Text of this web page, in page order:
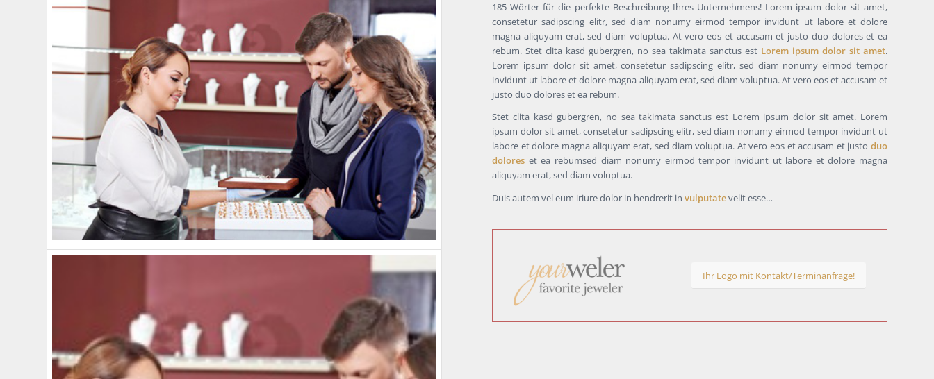
185 Wörter für die perfekte Beschreibung Ihres Unternehmens! Lorem ipsum dolor sit amet,
consetetur sadipscing elitr, sed diam nonumy eirmod tempor invidunt ut labore et dolore
magna aliquyam erat, sed diam voluptua. At vero eos et accusam et justo duo dolores et ea
rebum. Stet clita kasd gubergren, no sea takimata sanctus est Lorem ipsum dolor sit amet.
Lorem ipsum dolor sit amet, consetetur sadipscing elitr, sed diam nonumy eirmod tempor
invidunt ut labore et dolore magna aliquyam erat, sed diam voluptua. At vero eos et accusam et
justo duo dolores et ea rebum.
Stet clita kasd gubergren, no sea takimata sanctus est Lorem ipsum dolor sit amet. Lorem
ipsum dolor sit amet, consetetur sadipscing elitr, sed diam nonumy eirmod tempor invidunt ut
labore et dolore magna aliquyam erat, sed diam voluptua. At vero eos et accusam et justo duo
dolores et ea rebumsed diam nonumy eirmod tempor invidunt ut labore et dolore magna
aliquyam erat, sed diam voluptua.
Duis autem vel eum iriure dolor in hendrerit invulputatevelit esse…
Ihr Logo mit Kontakt/Terminanfrage!